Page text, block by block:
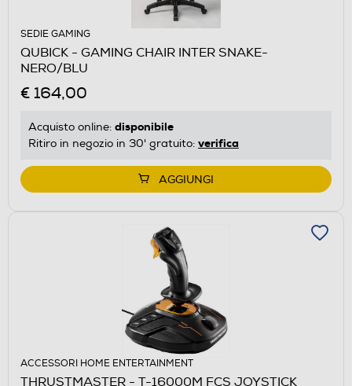
SEDIE GAMING
QUBICK - GAMING CHAIR INTER SNAKE-
NERO/BLU
€ 164,00
Acquisto online: disponibile
Ritiro in negozio in 30' gratuito: verifica
AGGIUNGI
ACCESSORI HOME ENTERTAINMENT
THRUSTMASTER - T-16000M FCS JOYSTICK